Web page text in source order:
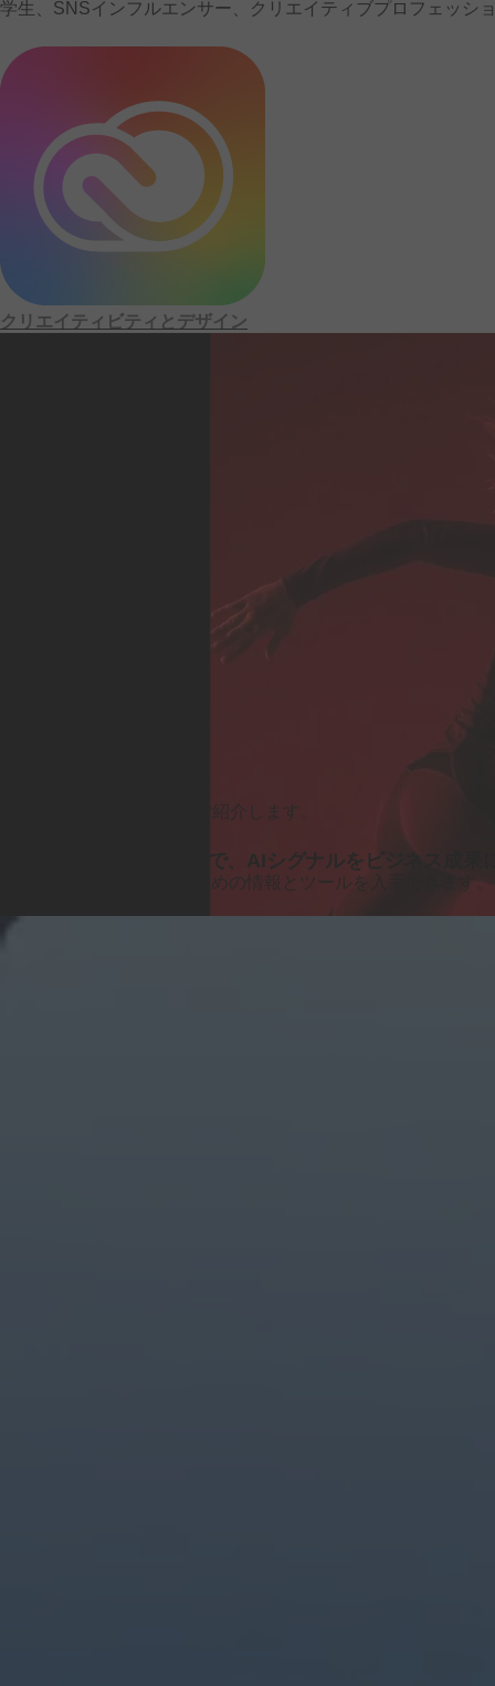
ビ
ホ
ム
ペ
ジ
学生、 SNSインフルエンサー、 クリエイティブプロフェッシ
クリエイティビティと デザイン
ご紹介します。
Adobe Brand Visibilityで、 AIシグナルを ビジネス
ための情報と ツールを 入手できます。